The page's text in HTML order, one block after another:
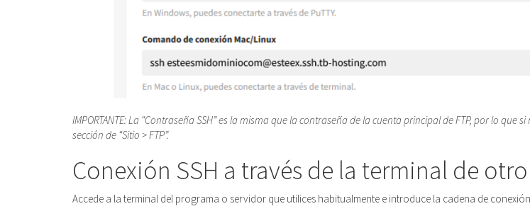
IMPORTANTE: La “Contraseña SSH” es la misma que la contraseña de la cuenta principal de FTP, por lo
sección de “Sitio > FTP”.
Conexión SSH a través de la terminal de
Accede a la terminal del programa o servidor que utilices habitualmente e introduce la cadena de